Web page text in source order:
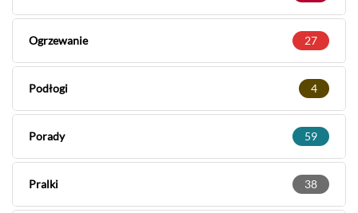
Ogrzewanie 27
Podłogi 4
Porady 59
Pralki 38